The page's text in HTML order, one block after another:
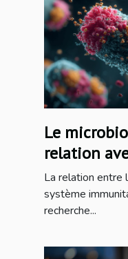
Le
relation
meilleure
La relation entre
système
recherche...